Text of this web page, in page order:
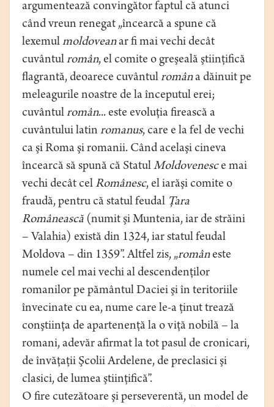
argumentează convingător faptul că atunci
când vreun renegat „încearcă a spune că
lexemulmoldoveanar fi mai vechi decât
cuvântulromân, el comite o greşeală ştiinţifică
flagrantă, deoarece cuvântulromâna dăinuit pe
meleagurile noastre de la începutul erei;
cuvântulromân... este evoluţia firească a
cuvântului latin romanus, care e la fel de vechi
ca şi Roma şi romanii. Când acelaşi cineva
încearcă să spună că StatulMoldovenesce mai
vechi decât celRomânesc, el iarăşi comite o
fraudă, pentru că statul feudal Ţara
Românească (numit şi Muntenia, iar de străini
– Valahia) există din 1324, iar statul feudal
Moldova – din 1359”. Altfel zis, „româneste
numele cel mai vechi al descendenţilor
romanilor pe pământul Daciei şi în teritoriile
învecinate cu ea, nume care le-a ţinut trează
conştiinţa de apartenenţă la o viţă nobilă – la
romani, adevăr afirmat la tot pasul de cronicari,
de învăţaţii Şcolii Ardelene, de preclasici şi
clasici, de lumea ştiinţifică”.
O fire cutezătoare şi perseverentă, un model de